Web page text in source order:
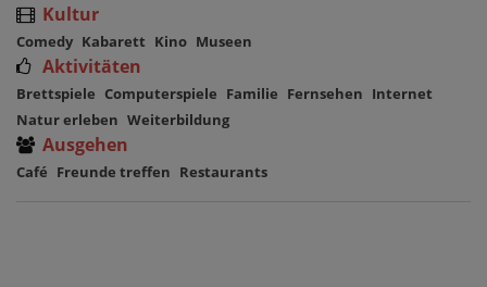
Kultur
Comedy Kabarett Kino Museen
Aktivitäten
Brettspiele Computerspiele Familie Fernsehen Internet
Natur erleben Weiterbildung
Ausgehen
Café Freunde treffen Restaurants